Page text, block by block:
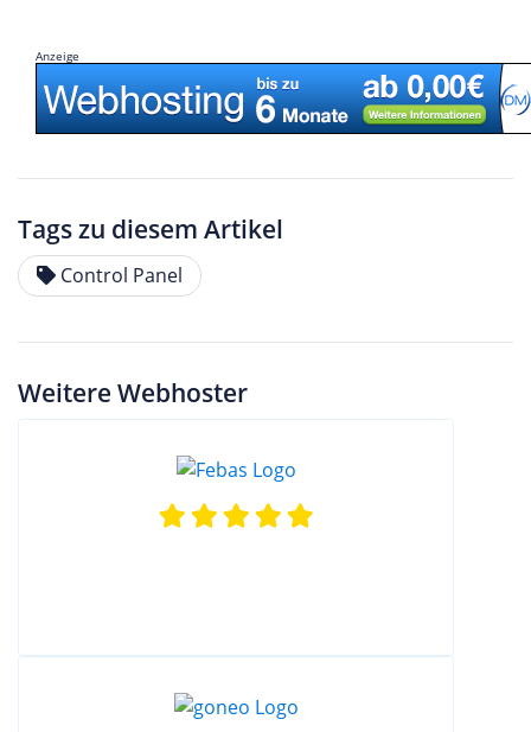
Anzeige
Tags zu diesem Artikel
Control Panel
Weitere Webhoster